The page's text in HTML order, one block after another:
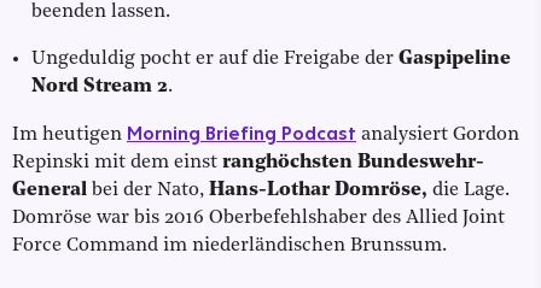
beenden lassen.
Ungeduldig pocht er auf die Freigabe der Gaspipeline
Nord Stream 2.
Im heutigen Morning Briefing Podcast analysiert Gordon
Repinski mit dem einst ranghöchsten Bundeswehr-
General bei der Nato, Hans-Lothar Domröse, die Lage.
Domröse war bis 2016 Oberbefehlshaber des Allied Joint
Force Command im niederländischen Brunssum.